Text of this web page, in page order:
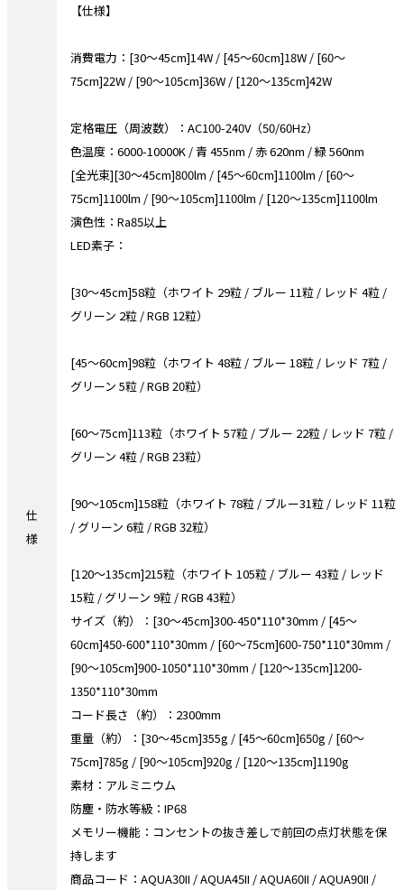
仕
様
【仕様】
消費電力：[30～45cm]14W / [45～60cm]18W / [60～
75cm]22W / [90～105cm]36W / [120～135cm]42W
定格電圧（周波数）：AC100-240V（50/60Hz）
色温度：6000-10000K / 青 455nm / 赤 620nm / 緑 560nm
[全光束][30～45cm]800lm / [45～60cm]1100lm / [60～
75cm]1100lm / [90～105cm]1100lm / [120～135cm]1100lm
演色性：Ra85以上
LED素子：
[30～45cm]58粒（ホワイト 29粒 / ブルー 11粒 / レッド 4粒 /
グリーン 2粒 / RGB 12粒）
[45～60cm]98粒（ホワイト 48粒 / ブルー 18粒 / レッド 7粒 /
グリーン 5粒 / RGB 20粒）
[60～75cm]113粒（ホワイト 57粒 / ブルー 22粒 / レッド 7粒 /
グリーン 4粒 / RGB 23粒）
[90～105cm]158粒（ホワイト 78粒 / ブルー31粒 / レッド 11粒
/ グリーン 6粒 / RGB 32粒）
[120～135cm]215粒（ホワイト 105粒 / ブルー 43粒 / レッド
15粒 / グリーン 9粒 / RGB 43粒）
サイズ（約）：[30～45cm]300-450*110*30mm / [45～
60cm]450-600*110*30mm / [60～75cm]600-750*110*30mm /
[90～105cm]900-1050*110*30mm / [120～135cm]1200-
1350*110*30mm
コード長さ（約）：2300mm
重量（約）：[30～45cm]355g / [45～60cm]650g / [60～
75cm]785g / [90～105cm]920g / [120～135cm]1190g
素材：アルミニウム
防塵・防水等級：IP68
メモリー機能：コンセントの抜き差しで前回の点灯状態を保
持します
商品コード：AQUA30II / AQUA45II / AQUA60II / AQUA90II /